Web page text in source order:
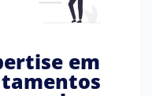
em